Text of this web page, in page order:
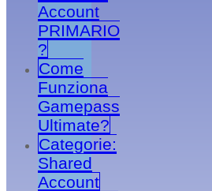
Account
PRIMARIO
?
Come
Funziona
Gamepass
Ultimate?
Categorie:
Shared
Account